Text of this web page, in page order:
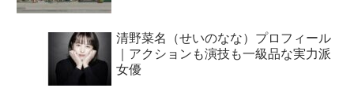
清野菜名（せいのなな）プロフィール
｜アクションも演技も一級品な実力派
女優